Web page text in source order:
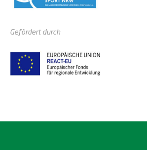
Gefördert durch